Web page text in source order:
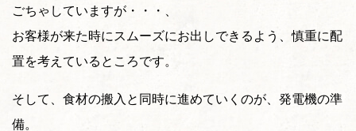
ごちゃしていますが・・・、
お客様が来た時にスムーズにお出しできるよう、慎重に配
置を考えているところです。
そして、食材の搬入と同時に進めていくのが、発電機の準
備。